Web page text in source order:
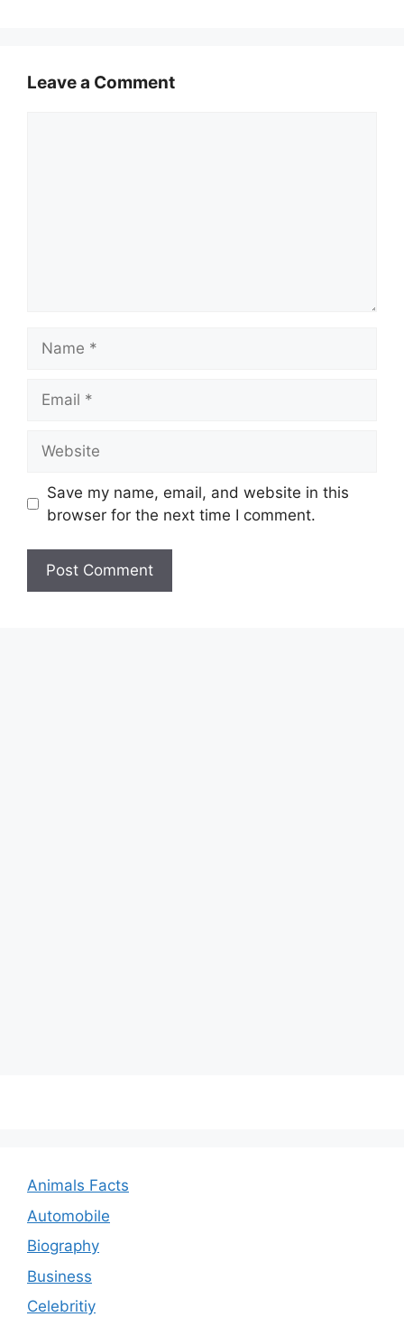
Leave a Comment
Save my name, email, and website in this
browser for the next time I comment.
Animals Facts
Automobile
Biography
Business
Celebritiy